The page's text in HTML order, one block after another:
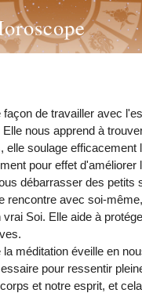
façon de travailler avec
nous apprend à
elle soulage efficacement
pour effet d'améliorer
débarrasser des petits
rencontre avec soi-
Soi. Elle aide à
méditation éveille en
pour ressentir
et notre esprit, et